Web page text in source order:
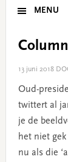
MENU
13 juni 2018
Oud-
twittert al
je de
het niet
nu als die